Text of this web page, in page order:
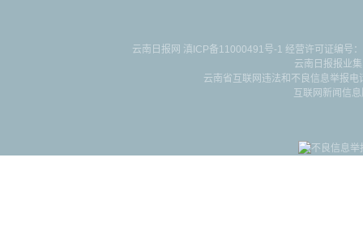
云南日报网 滇ICP备11000491号-1 经营许可证编号
云南日报报业
云南省互联网违法和不良信息举报
互联网新闻信